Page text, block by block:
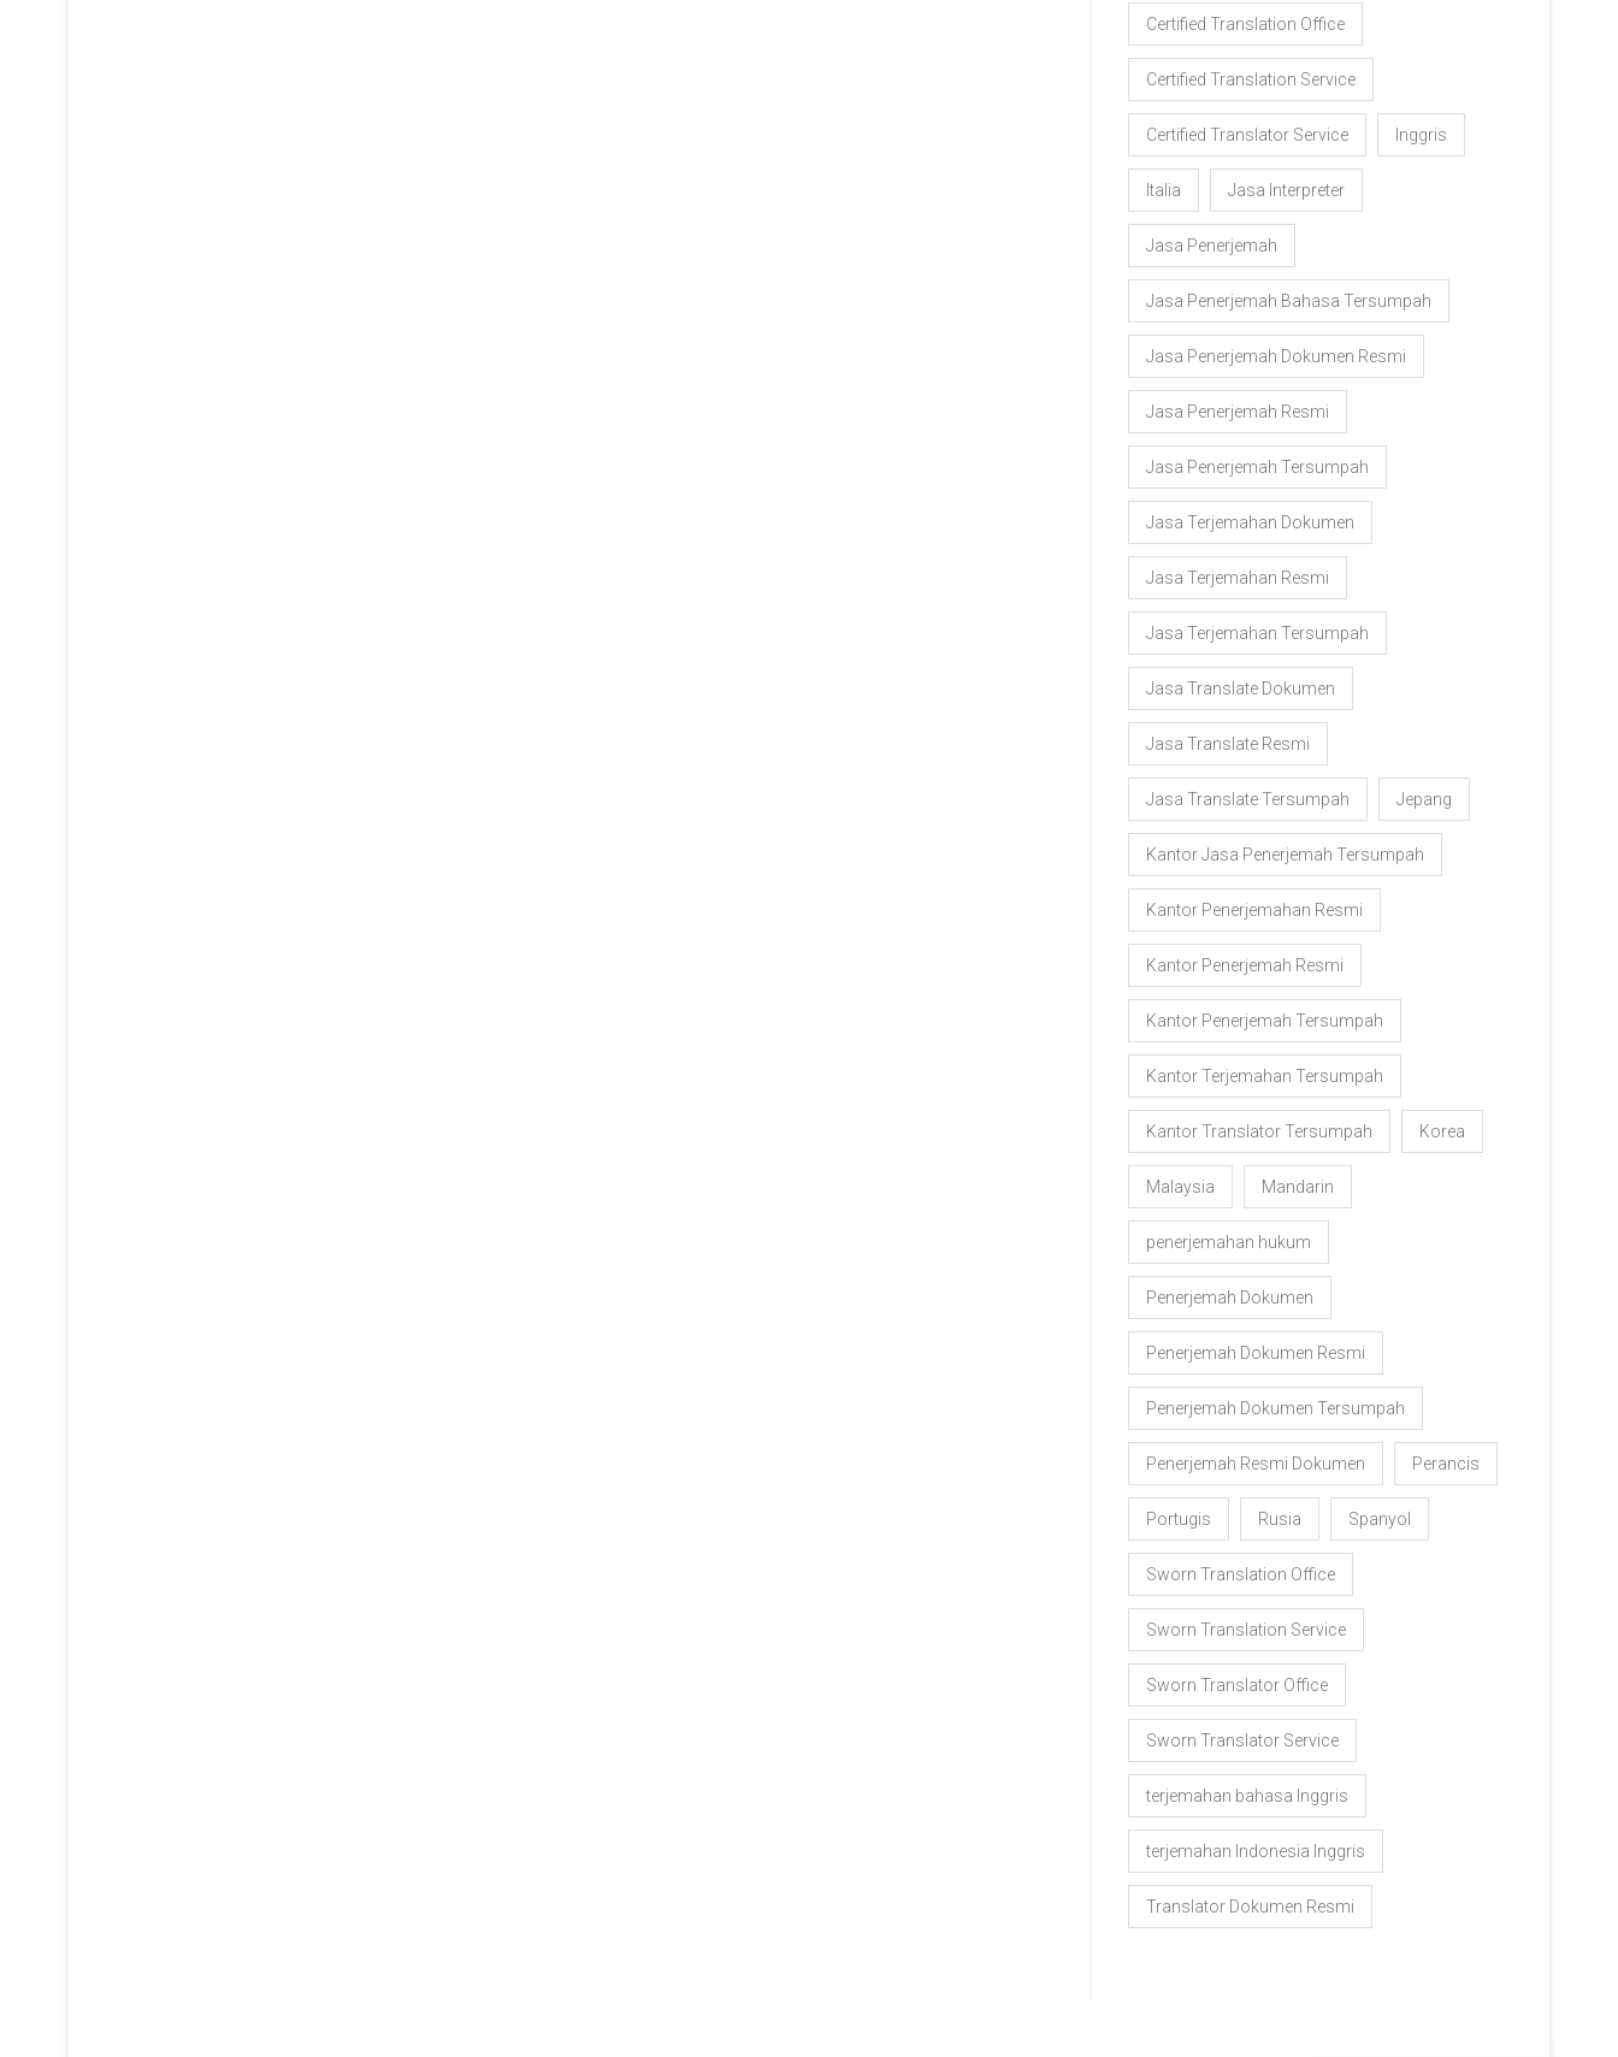
Certified Translation Office
Certified Translation Service
Certified Translator Service Inggris
Italia Jasa Interpreter
Jasa Penerjemah
Jasa Penerjemah Bahasa Tersumpah
Jasa Penerjemah Dokumen Resmi
Jasa Penerjemah Resmi
Jasa Penerjemah Tersumpah
Jasa Terjemahan Dokumen
Jasa Terjemahan Resmi
Jasa Terjemahan Tersumpah
Jasa Translate Dokumen
Jasa Translate Resmi
Jasa Translate Tersumpah Jepang
Kantor Jasa Penerjemah Tersumpah
Kantor Penerjemahan Resmi
Kantor Penerjemah Resmi
Kantor Penerjemah Tersumpah
Kantor Terjemahan Tersumpah
Kantor Translator Tersumpah Korea
Malaysia Mandarin
penerjemahan hukum
Penerjemah Dokumen
Penerjemah Dokumen Resmi
Penerjemah Dokumen Tersumpah
Penerjemah Resmi Dokumen Perancis
Portugis Rusia Spanyol
Sworn Translation Office
Sworn Translation Service
Sworn Translator Office
Sworn Translator Service
terjemahan bahasa Inggris
terjemahan Indonesia Inggris
Translator Dokumen Resmi